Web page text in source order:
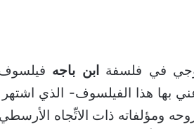
في فلسفة ابن باجه
بها هذا الفيلسوف- الذي
ومؤلفاته ذات الاتِّجاه الأرسطي